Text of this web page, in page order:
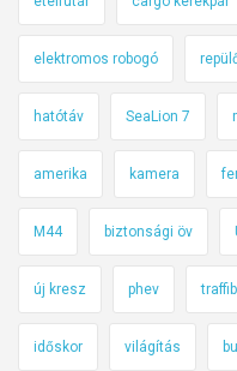
elektromos robogó
hatótáv SeaLion 7
amerika kamera
M44 biztonsági öv
új kresz phev
időskor világítás